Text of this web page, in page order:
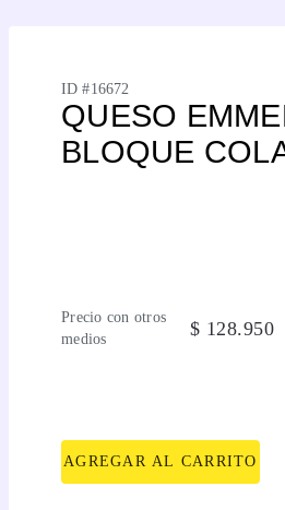
ID #16672
QUESO
BLOQUE
Precio con otros
medios
$ 128.950
AGREGAR AL CARRITO